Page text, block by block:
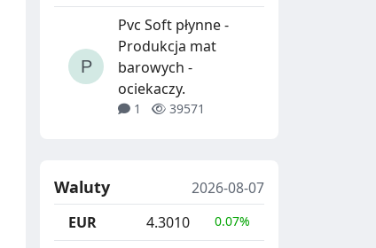
Pvc Soft płynne -
Produkcja mat
barowych -
ociekaczy.
1 39571
Waluty
2026-08-07
EUR
4.3010 0.07%